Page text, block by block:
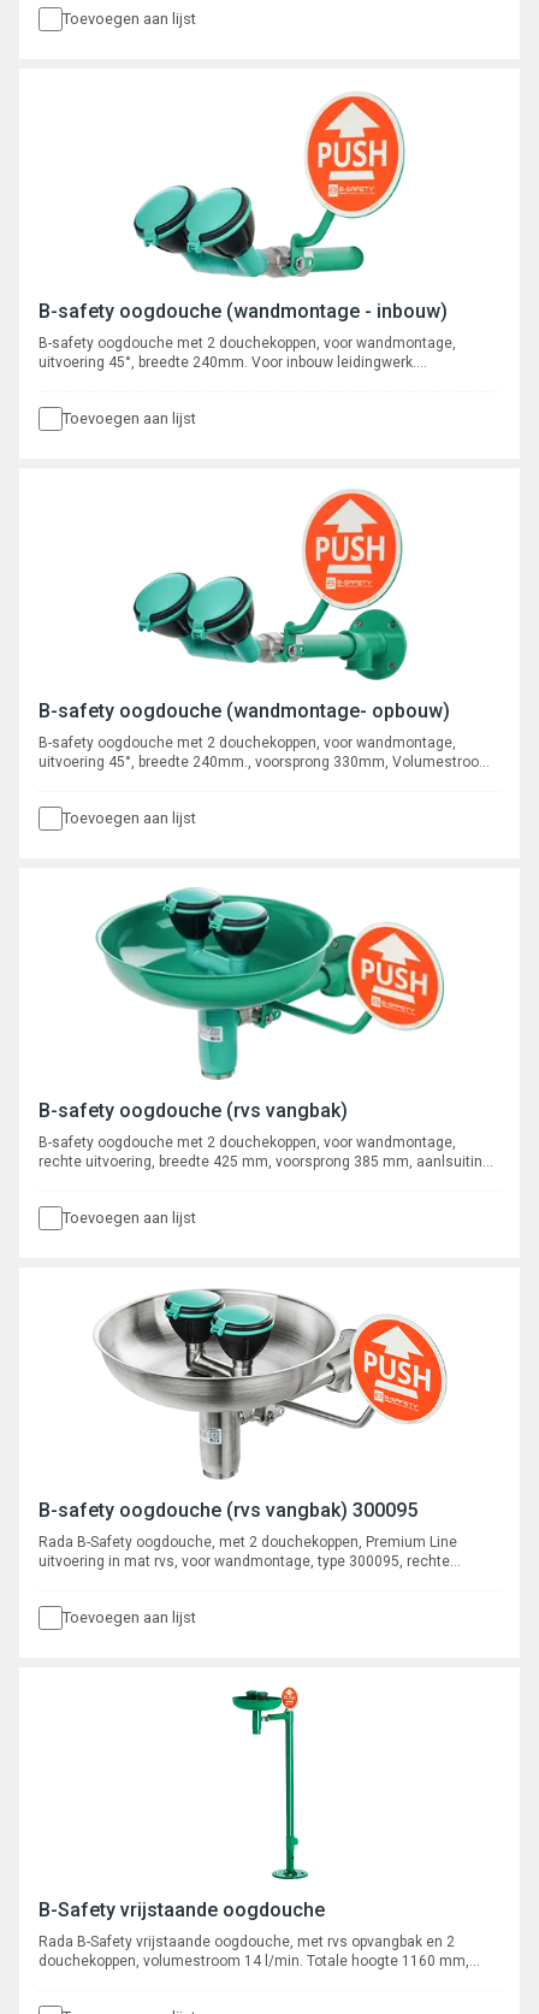
Toevoegen aan lijst
B-safety oogdouche (wandmontage - inbouw)
B-safety oogdouche met 2 douchekoppen, voor wandmontage,
uitvoering 45°, breedte 240mm. Voor inbouw leidingwerk.
Toevoegen aan lijst
B-safety oogdouche (wandmontage- opbouw)
B-safety oogdouche met 2 douchekoppen, voor wandmontage,
uitvoering 45°, breedte 240mm., voorsprong 330mm, Volumestroom
Toevoegen aan lijst
B-safety oogdouche (rvs vangbak)
B-safety oogdouche met 2 douchekoppen, voor wandmontage,
rechte uitvoering, breedte 425 mm, voorsprong 385 mm, aanlsuiting
Toevoegen aan lijst
B-safety oogdouche (rvs vangbak) 300095
Rada B-Safety oogdouche, met 2 douchekoppen, Premium Line
uitvoering in mat rvs, voor wandmontage, type 300095, rechte
Toevoegen aan lijst
B-Safety vrijstaande oogdouche
Rada B-Safety vrijstaande oogdouche, met rvs opvangbak en 2
douchekoppen, volumestroom 14 l/min. Totale hoogte 1160 mm,